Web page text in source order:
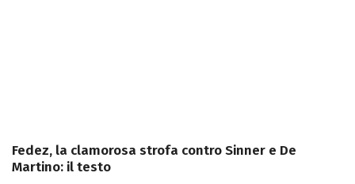
Fedez, la clamorosa strofa contro Sinner e De
Martino: il testo